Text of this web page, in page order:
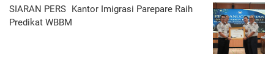
SIARAN PERS Kantor Imigrasi Parepare Raih
Predikat WBBM